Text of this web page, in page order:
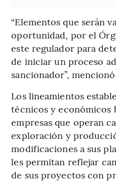
“Elementos que serán
oportunidad, por el
este regulador para
de iniciar un proceso
sancionador”,
Los lineamientos
técnicos y económicos
empresas que operan
exploración y
modificaciones a sus
les permitan reflejar
de sus proyectos con